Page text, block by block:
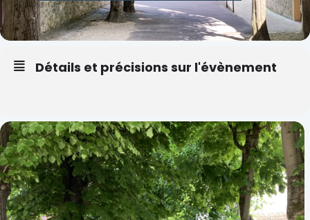
Détails et précisions sur l'évènement